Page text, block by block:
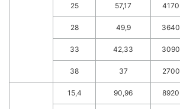
25 57,17 4170
28 49,9 3640
33 42,33 3090
38 37 2700
15,4 90,96 8920